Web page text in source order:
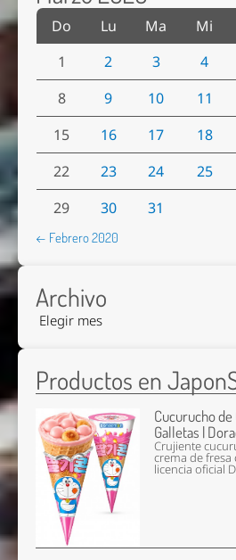
Do Lu Ma Mi
1
2 3 4
8
9 10 11
15
16 17 18
22
23 24 25
29
30 31
← Febrero 2020
Archivo
Productos en
Cucurucho
Galletas |
Crujiente
crema de fresa
licencia oficial